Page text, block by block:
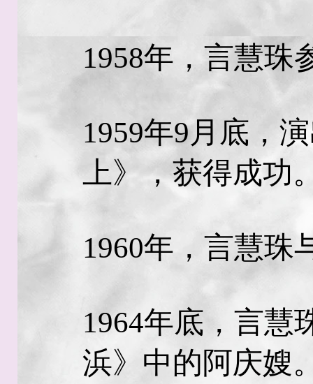
1958年，言慧珠
1959年9月底，
上》，获得成功
1960年，言慧珠
1964年底，言慧
浜》中的阿庆嫂